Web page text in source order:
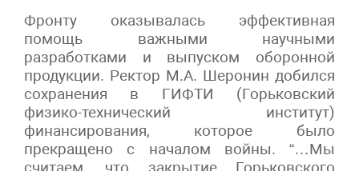
Фронту оказывалась эффективная
помощь важными научными
разработками и выпуском оборонной
продукции. Ректор М.А. Шеронин добился
сохранения в ГИФТИ (Горьковский
физико-технический институт)
финансирования, которое было
прекращено с началом войны. “…Мы
считаем, что закрытие Горьковского